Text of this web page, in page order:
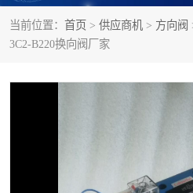
当前位置： 首页 > 供应商机 > 方向阀
3C2-B220换向阀厂家
柱塞泵